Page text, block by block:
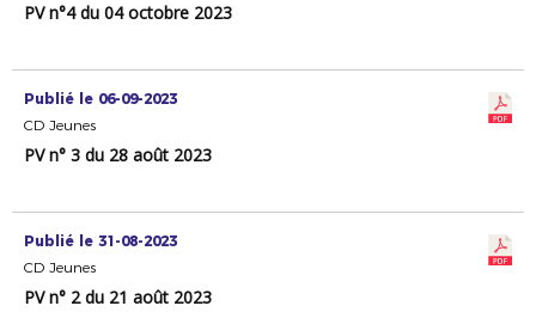
PV n°4 du 04 octobre 2023
Publié le 06-09-2023
CD Jeunes
PV n° 3 du 28 août 2023
Publié le 31-08-2023
CD Jeunes
PV n° 2 du 21 août 2023